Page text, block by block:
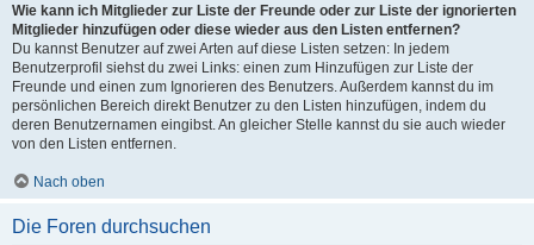
Wie kann ich Mitglieder zur Liste der Freunde oder zur Liste der ignorierten
Mitglieder hinzufügen oder diese wieder aus den Listen entfernen?
Du kannst Benutzer auf zwei Arten auf diese Listen setzen: In jedem
Benutzerprofil siehst du zwei Links: einen zum Hinzufügen zur Liste der
Freunde und einen zum Ignorieren des Benutzers. Außerdem kannst du im
persönlichen Bereich direkt Benutzer zu den Listen hinzufügen, indem du
deren Benutzernamen eingibst. An gleicher Stelle kannst du sie auch wieder
von den Listen entfernen.
Nach oben
Die Foren durchsuchen